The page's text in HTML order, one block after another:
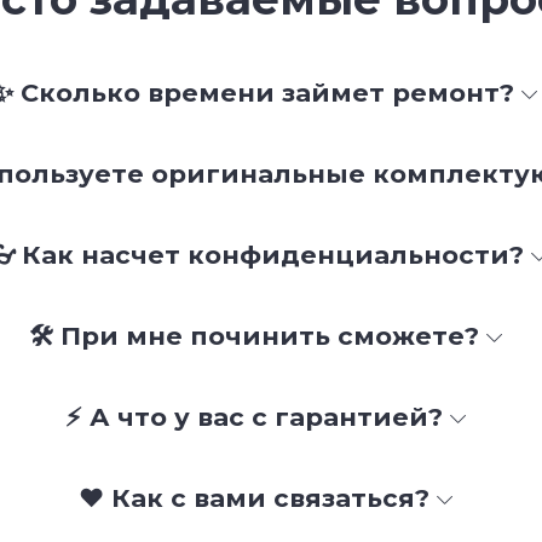
Сколько времени займет ремонт?
оригинальные
Как насчет конфиденциальности?
🛠 При мне починить сможете?
⚡ А что у вас с гарантией?
❤️ Как с вами связаться?